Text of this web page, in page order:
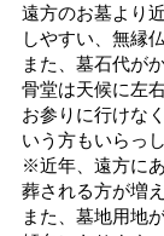
遠方のお墓より
しやすい、無縁
また、墓石代が
骨堂は天候に左
お参りに行けな
いう方もいらっ
※近年、遠方に
葬される方が増
また、墓地用地